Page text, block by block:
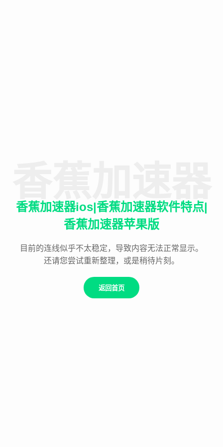
香蕉加速器ios|香蕉加速器软件特点|
香蕉加速器苹果版
目前的连线似乎不太稳定，导致内容无法正常显示。
还请您尝试重新整理，或是稍待片刻。
返回首页